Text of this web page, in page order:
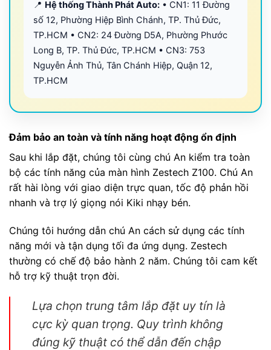
📍 Hệ thống Thành Phát Auto: • CN1: 11 Đường
số 12, Phường Hiệp Bình Chánh, TP. Thủ Đức,
TP.HCM • CN2: 24 Đường D5A, Phường Phước
Long B, TP. Thủ Đức, TP.HCM • CN3: 753
Nguyễn Ảnh Thủ, Tân Chánh Hiệp, Quận 12,
TP.HCM
Đảm bảo an toàn và tính năng hoạt động ổn định
Sau khi lắp đặt, chúng tôi cùng chú An kiểm tra toàn
bộ các tính năng của màn hình Zestech Z100. Chú An
rất hài lòng với giao diện trực quan, tốc độ phản hồi
nhanh và trợ lý giọng nói Kiki nhạy bén.
Chúng tôi hướng dẫn chú An cách sử dụng các tính
năng mới và tận dụng tối đa ứng dụng. Zestech
thường có chế độ bảo hành 2 năm. Chúng tôi cam kết
hỗ trợ kỹ thuật trọn đời.
Lựa chọn trung tâm lắp đặt uy tín là
cực kỳ quan trọng. Quy trình không
đúng kỹ thuật có thể dẫn đến chập